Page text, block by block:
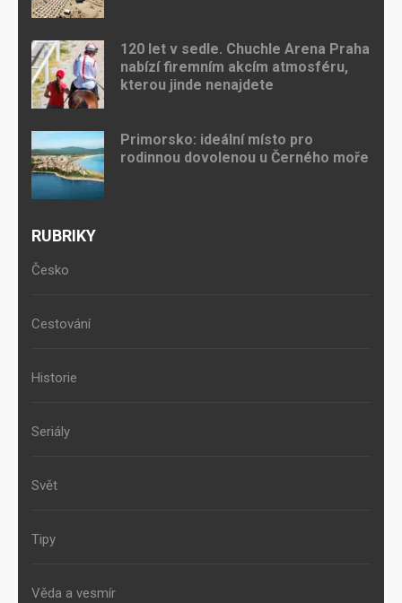
120 let v sedle. Chuchle Arena Praha
nabízí firemním akcím atmosféru,
kterou jinde nenajdete
Primorsko: ideální místo pro
rodinnou dovolenou u Černého moře
RUBRIKY
Česko
Cestování
Historie
Seriály
Svět
Tipy
Věda a vesmír